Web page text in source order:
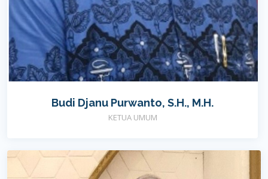
Budi Djanu Purwanto, S.H., M.H.
KETUA UMUM